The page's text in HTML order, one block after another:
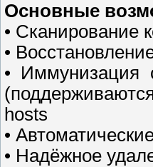
Основные
• Сканирование
•
• Иммунизация
hosts
•
• Надёжное